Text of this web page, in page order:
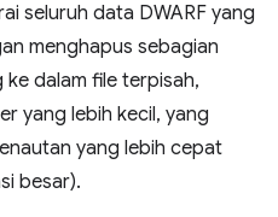
seluruh data DWARF yang
menghapus sebagian
dalam file terpisah,
yang lebih kecil, yang
yang lebih cepat
besar).